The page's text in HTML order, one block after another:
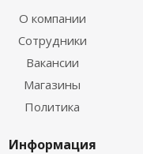
О компании
Сотрудники
Вакансии
Магазины
Политика
Информация